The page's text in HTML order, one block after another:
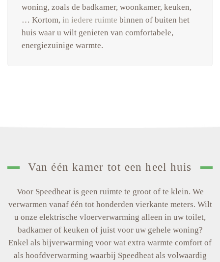
woning, zoals de badkamer, woonkamer, keuken,
… Kortom, in iedere ruimte binnen of buiten het
huis waar u wilt genieten van comfortabele,
energiezuinige warmte.
Van één kamer tot een heel huis
Voor Speedheat is geen ruimte te groot of te klein. We
verwarmen vanaf één tot honderden vierkante meters. Wilt
u onze elektrische vloerverwarming alleen in uw toilet,
badkamer of keuken of juist voor uw gehele woning?
Enkel als bijverwarming voor wat extra warmte comfort of
als hoofdverwarming waarbij Speedheat als volwaardig